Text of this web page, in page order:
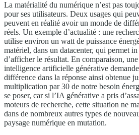
La matérialité du numérique n’est pas
pour ses utilisateurs. Deux usages qui
peuvent en réalité avoir un monde de
réels. Un exemple d’actualité : une
utilise environ un watt de puissance
matériel, dans un datacenter, qui permet
d’afficher le résultat. En comparaison,
intelligence artificielle générative
différence dans la réponse ainsi obtenue
multiplication par 30 de notre besoin
se poser, car si l’IA générative a pris
moteurs de recherche, cette situation ne
dans de nombreux autres types de
paysage numérique en mutation.